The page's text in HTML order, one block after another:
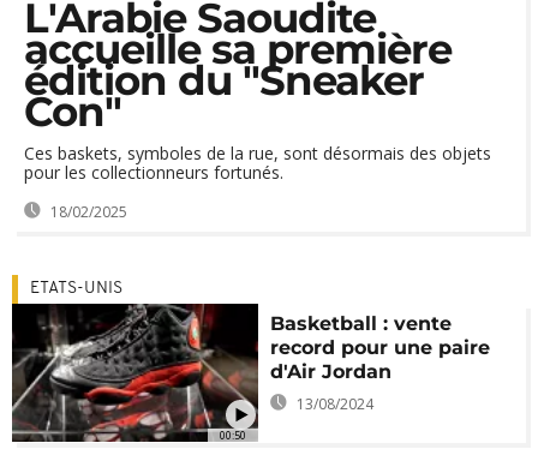
L'Arabie Saoudite
accueille sa première
édition du "Sneaker
Con"
Ces baskets, symboles de la rue, sont désormais des objets
pour les collectionneurs fortunés.
18/02/2025
00:50
ETATS-UNIS
Basketball : vente
record pour une paire
d'Air Jordan
13/08/2024